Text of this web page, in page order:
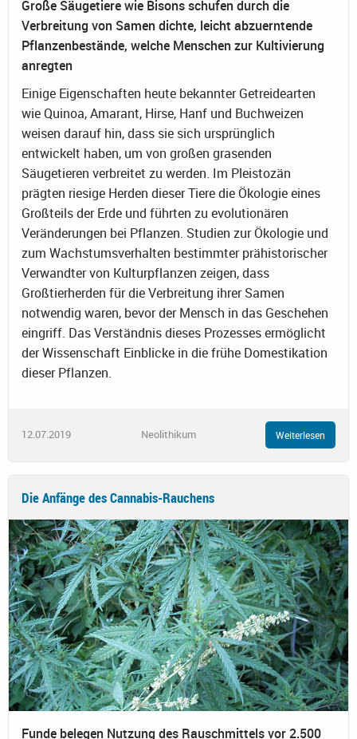
Große Säugetiere wie Bisons schufen durch die
Verbreitung von Samen dichte, leicht abzuerntende
Pflanzenbestände, welche Menschen zur Kultivierung
anregten
Einige Eigenschaften heute bekannter Getreidearten
wie Quinoa, Amarant, Hirse, Hanf und Buchweizen
weisen darauf hin, dass sie sich ursprünglich
entwickelt haben, um von großen grasenden
Säugetieren verbreitet zu werden. Im Pleistozän
prägten riesige Herden dieser Tiere die Ökologie eines
Großteils der Erde und führten zu evolutionären
Veränderungen bei Pflanzen. Studien zur Ökologie und
zum Wachstumsverhalten bestimmter prähistorischer
Verwandter von Kulturpflanzen zeigen, dass
Großtierherden für die Verbreitung ihrer Samen
notwendig waren, bevor der Mensch in das Geschehen
eingriff. Das Verständnis dieses Prozesses ermöglicht
der Wissenschaft Einblicke in die frühe Domestikation
dieser Pflanzen.
12.07.2019 Neolithikum Weiterlesen
Die Anfänge des Cannabis-Rauchens
Funde belegen Nutzung des Rauschmittels vor 2.500